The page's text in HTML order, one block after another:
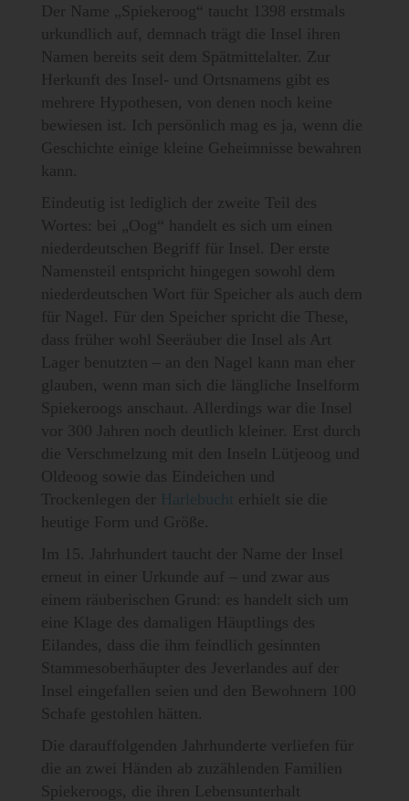
Der Name „Spiekeroog“ taucht 1398 erstmals
urkundlich auf, demnach trägt die Insel ihren
Namen bereits seit dem Spätmittelalter. Zur
Herkunft des Insel- und Ortsnamens gibt es
mehrere Hypothesen, von denen noch keine
bewiesen ist. Ich persönlich mag es ja, wenn die
Geschichte einige kleine Geheimnisse bewahren
kann.
Eindeutig ist lediglich der zweite Teil des
Wortes: bei „Oog“ handelt es sich um einen
niederdeutschen Begriff für Insel. Der erste
Namensteil entspricht hingegen sowohl dem
niederdeutschen Wort für Speicher als auch dem
für Nagel. Für den Speicher spricht die These,
dass früher wohl Seeräuber die Insel als Art
Lager benutzten – an den Nagel kann man eher
glauben, wenn man sich die längliche Inselform
Spiekeroogs anschaut. Allerdings war die Insel
vor 300 Jahren noch deutlich kleiner. Erst durch
die Verschmelzung mit den Inseln Lütjeoog und
Oldeoog sowie das Eindeichen und
Trockenlegen der
Harlebucht erhielt sie die
heutige Form und Größe.
Im 15. Jahrhundert taucht der Name der Insel
erneut in einer Urkunde auf – und zwar aus
einem räuberischen Grund: es handelt sich um
eine Klage des damaligen Häuptlings des
Eilandes, dass die ihm feindlich gesinnten
Stammesoberhäupter des Jeverlandes auf der
Insel eingefallen seien und den Bewohnern 100
Schafe gestohlen hätten.
Die darauffolgenden Jahrhunderte verliefen für
die an zwei Händen ab zuzählenden Familien
Spiekeroogs, die ihren Lebensunterhalt